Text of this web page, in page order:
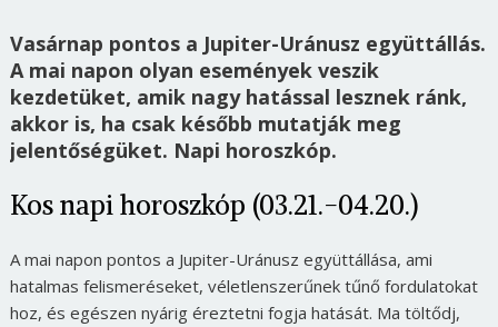
Vasárnap pontos a Jupiter-Uránusz együttállás.
A mai napon olyan események veszik
kezdetüket, amik nagy hatással lesznek ránk,
akkor is, ha csak később mutatják meg
jelentőségüket. Napi horoszkóp.
Kos napi horoszkóp (03.21.-04.20.)
A mai napon pontos a Jupiter-Uránusz együttállása, ami
hatalmas felismeréseket, véletlenszerűnek tűnő fordulatokat
hoz, és egészen nyárig éreztetni fogja hatását. Ma töltődj,